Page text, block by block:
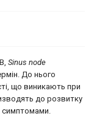
Sinus node
До нього
що виникають при
до розвитку
симптомами.